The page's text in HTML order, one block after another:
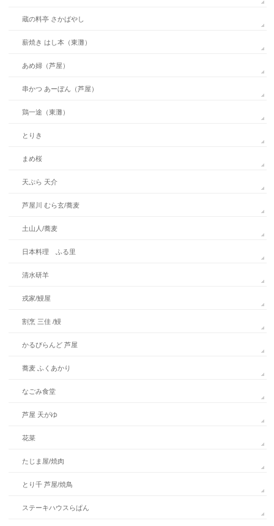
蔵の料亭 さかばやし
薪焼き はし本（東灘）
あめ婦（芦屋）
串かつ あーぼん（芦屋）
鶏一途（東灘）
とりき
まめ桜
天ぷら 天介
芦屋川 むら玄/蕎麦
土山人/蕎麦
日本料理 ふる里
清水研羊
戎家/鰻屋
割烹 三佳 /鰻
かるびらんど 芦屋
蕎麦 ふくあかり
なごみ食堂
芦屋 天がゆ
花菜
たじま屋/焼肉
とり千 芦屋/焼鳥
ステーキハウスらぱん